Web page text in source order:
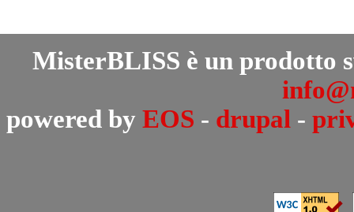
MisterBLISS è un prodotto
powered by EOS - drupal -